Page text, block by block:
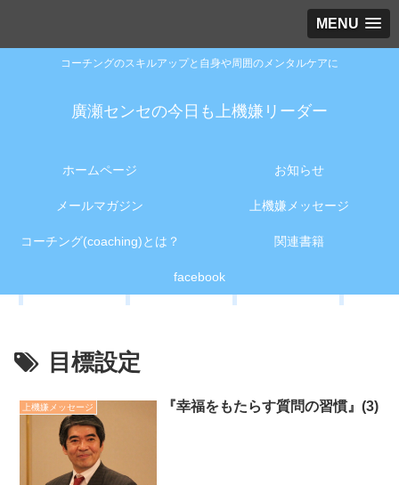
MENU
コーチングのスキルアップと自身や周囲のメンタルケアに
廣瀬センセの今日も上機嫌リーダー
ホームページ お知らせ
メールマガジン 上機嫌メッセージ
コーチング(coaching)とは？ 関連書籍
facebook
目標設定
上機嫌メッセージ 『幸福をもたらす質問の習慣』(3)